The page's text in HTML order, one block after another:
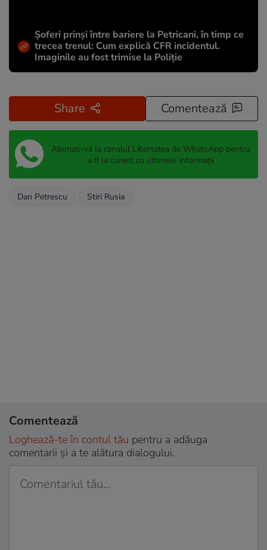
Șoferi prinși între bariere la Petricani, în timp ce
trecea trenul: Cum explică CFR incidentul.
Imaginile au fost trimise la Poliție
Share Comentează
Abonați-vă la canalul Libertatea de WhatsApp pentru
a fi la curent cu ultimele informații
Dan Petrescu Stiri Rusia
Comentează
Loghează-te în contul tău pentru a adăuga
comentarii și a te alătura dialogului.